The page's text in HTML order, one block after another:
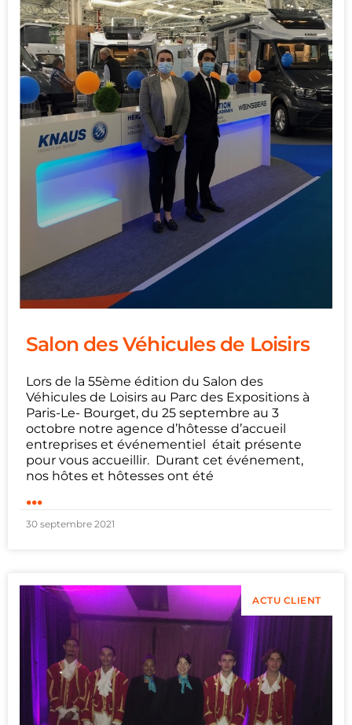
Salon des Véhicules de Loisirs
Lors de la 55ème édition du Salon des
Véhicules de Loisirs au Parc des Expositions à
Paris-Le- Bourget, du 25 septembre au 3
octobre notre agence d’hôtesse d’accueil
entreprises et événementiel était présente
pour vous accueillir. Durant cet événement,
nos hôtes et hôtesses ont été
...
30 septembre 2021
ACTU CLIENT